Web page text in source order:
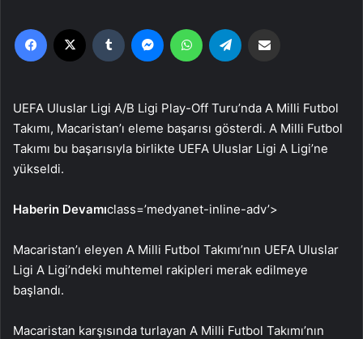
Facebook Tumblr MessengerWhatsApp
UEFA Uluslar Ligi A/B Ligi Play-Off Turu’nda A Milli Futbol
Takımı, Macaristan’ı eleme başarısı gösterdi. A Milli Futbol
Takımı bu başarısıyla birlikte UEFA Uluslar Ligi A Ligi’ne
yükseldi.
Haberin Devamıclass=’medyanet-inline-adv’>
Macaristan’ı eleyen A Milli Futbol Takımı’nın UEFA Uluslar
Ligi A Ligi’ndeki muhtemel rakipleri merak edilmeye
başlandı.
Macaristan karşısında turlayan A Milli Futbol Takımı’nın